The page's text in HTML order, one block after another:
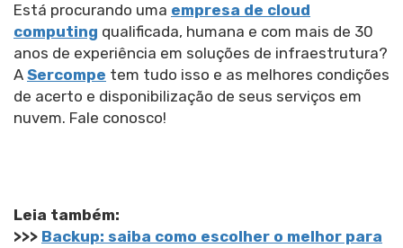
Está procurando uma empresa de cloud
computing qualificada, humana e com mais de 30
anos de experiência em soluções de infraestrutura?
A Sercompe tem tudo isso e as melhores condições
de acerto e disponibilização de seus serviços em
nuvem. Fale conosco!
Leia também:
>>> Backup: saiba como escolher o melhor para